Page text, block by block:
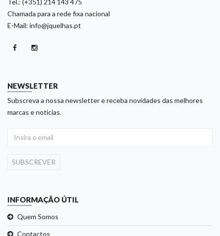
Chamada para a rede fixa nacional
E-Mail: info@jquelhas.pt
NEWSLETTER
Subscreva a nossa newsletter e receba novidades das melhores
marcas e noticias.
SUBSCREVER
INFORMAÇÃO ÚTIL
Quem Somos
Contactos